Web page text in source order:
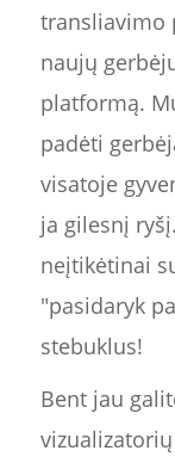
transliavimo
naujų
platformą.
padėti
visatoje
ja gilesnį
neįtikėtinai
"pasidaryk
stebuklus!
Bent jau